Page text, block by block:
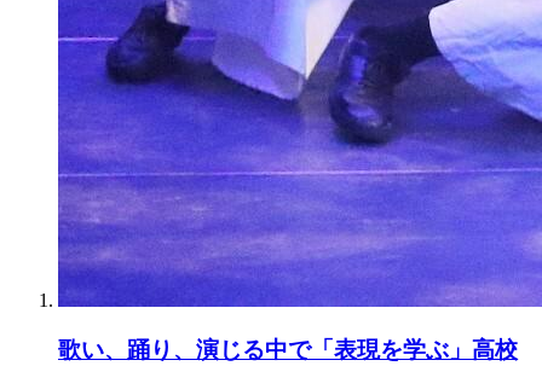
歌い、踊り、演じる中で「表現を学ぶ」高校